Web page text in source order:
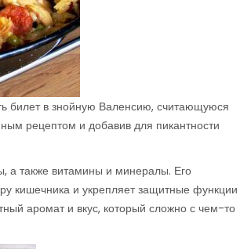
билет в знойную Валенсию, считающуюся
рецептом и добавив для пикантности
а также витамины и минералы. Его
кишечника и укрепляет защитные функции
аромат и вкус, который сложно с чем-то